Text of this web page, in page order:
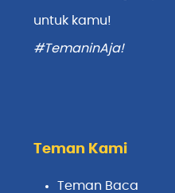
untuk kamu!
#TemaninAja!
Teman Kami
Teman Baca